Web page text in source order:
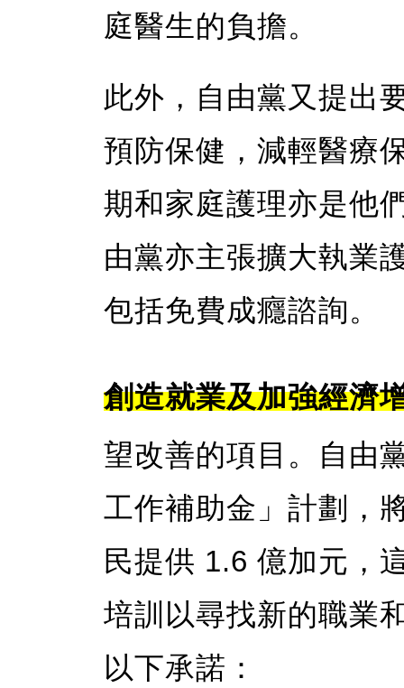
庭醫生的負擔。
此外，自由黨又提出
預防保健，減輕醫療
期和家庭護理亦是他
由黨亦主張擴大執業
包括免費成癮諮詢。
創造就業及加強經濟
望改善的項目。自由
工作補助金」計劃，
民提供 1.6 億加元，
培訓以尋找新的職業
以下承諾：